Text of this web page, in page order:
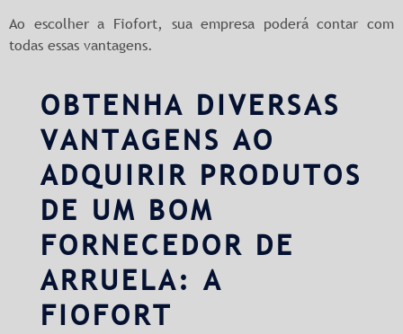
Ao escolher a Fiofort, sua empresa poderá contar com
todas essas vantagens.
OBTENHA DIVERSAS
VANTAGENS AO
ADQUIRIR PRODUTOS
DE UM BOM
FORNECEDOR DE
ARRUELA: A
FIOFORT